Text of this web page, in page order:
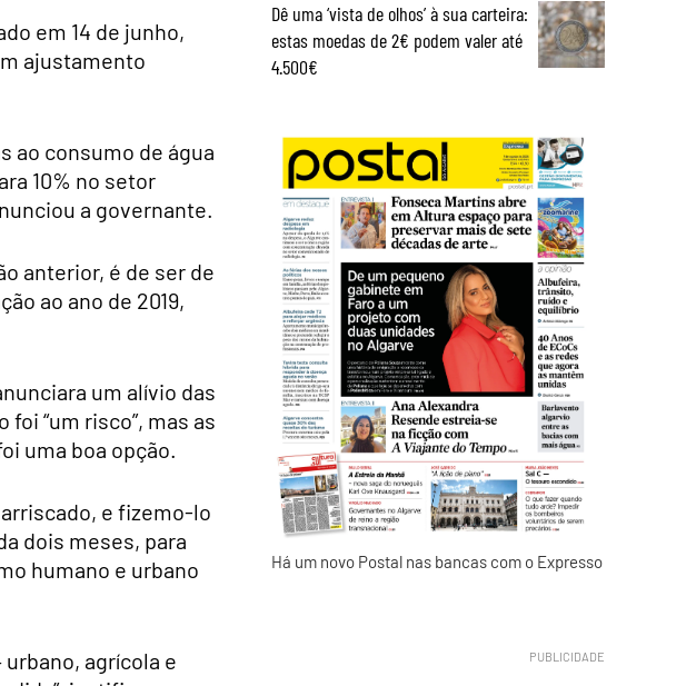
em 14 de junho,
ajustamento
ao consumo de água
10% no setor
a governante.
anterior, é de ser de
ao ano de 2019,
um alívio das
“um risco”, mas as
uma boa opção.
e fizemo-lo
dois meses, para
humano e urbano
urbano, agrícola e
Dê uma ‘vista de olhos’ à sua carteira:
estas moedas de 2€ podem valer até
4.500€
Há um novo Postal nas bancas com o Expresso